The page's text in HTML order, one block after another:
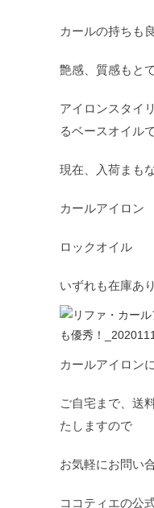
カールの持ちも
艶感、質感もと
アイロンスタイ
るベースオイル
現在、入荷まも
カールアイロ
ロックオイル
いずれも在庫あ
カールアイロン
ご自宅まで、送
たしますので
お気軽にお問い
ココティエの